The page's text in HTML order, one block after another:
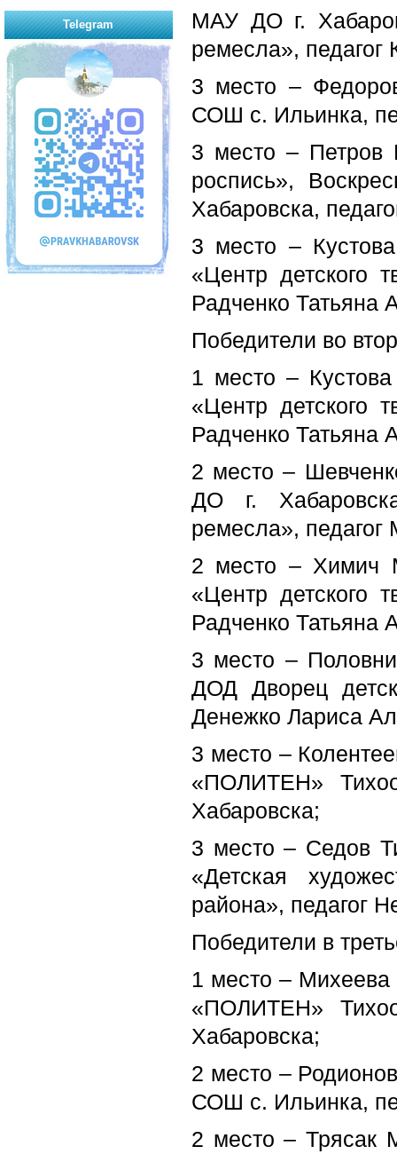
МАУ ДО г.
ремесла»,
3 место –
СОШ с. Ильинка,
3 место – Петров
роспись»,
Хабаровска,
3 место –
«Центр детского
Радченко Татьяна
Победители во
1 место –
«Центр детского
Радченко Татьяна
2 место –
ДО г.
ремесла»,
2 место – Химич
«Центр детского
Радченко Татьяна
3 место –
ДОД Дворец
Денежко Лариса
3 место –
«ПОЛИТЕН»
Хабаровска;
3 место – Седов
«Детская
района», педагог
Победители в
1 место –
«ПОЛИТЕН»
Хабаровска;
2 место –
СОШ с. Ильинка,
2 место – Трясак
Telegram